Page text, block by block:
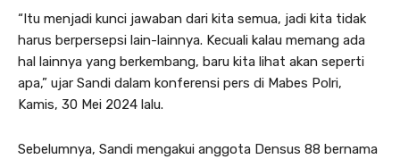
“Itu menjadi kunci jawaban dari kita semua, jadi kita tidak
harus berpersepsi lain-lainnya. Kecuali kalau memang ada
hal lainnya yang berkembang, baru kita lihat akan seperti
apa,” ujar Sandi dalam konferensi pers di Mabes Polri,
Kamis, 30 Mei 2024 lalu.
Sebelumnya, Sandi mengakui anggota Densus 88 bernama